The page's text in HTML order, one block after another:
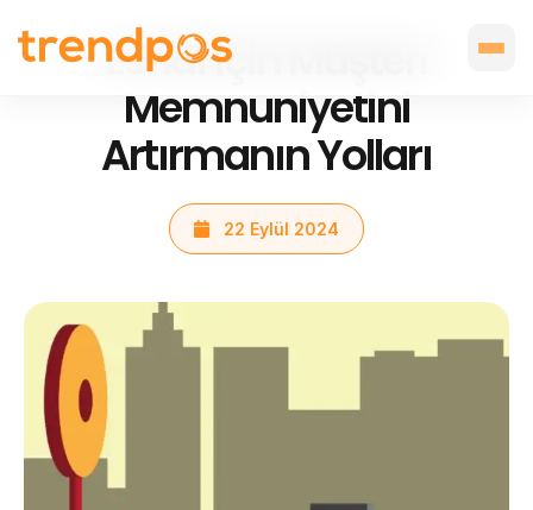
Esnaf İçin Müşteri
Memnuniyetini
Artırmanın Yolları
22 Eylül 2024